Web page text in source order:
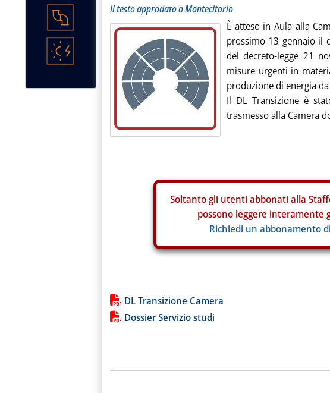
Il testo approdato a Montecitorio
È atteso in Aula alla
prossimo 13 gennaio il
del decreto-legge 21
misure urgenti in
produzione di energia
Il DL Transizione è
trasmesso alla Camera
Soltanto gli utenti abbonati alla
possono leggere interamente
Richiedi un abbonamento
Lista allegati PDF alla notizia
DL Transizione Camera
Dossier Servizio studi